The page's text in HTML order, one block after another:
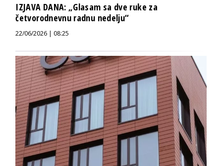
IZJAVA DANA: „Glasam sa dve ruke za
četvorodnevnu radnu nedelju“
22/06/2026 | 08:25